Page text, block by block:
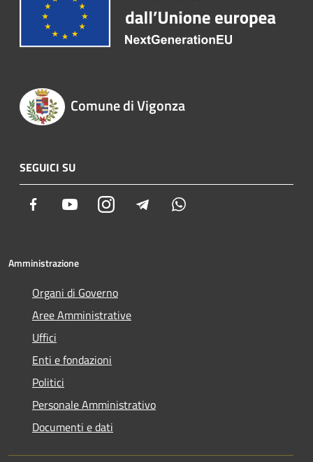
Comune di Vigonza
SEGUICI SU
Facebook YoutubeInstagram Telegram
Amministrazione
Organi di Governo
Aree Amministrative
Uffici
Enti e fondazioni
Politici
Personale Amministrativo
Documenti e dati